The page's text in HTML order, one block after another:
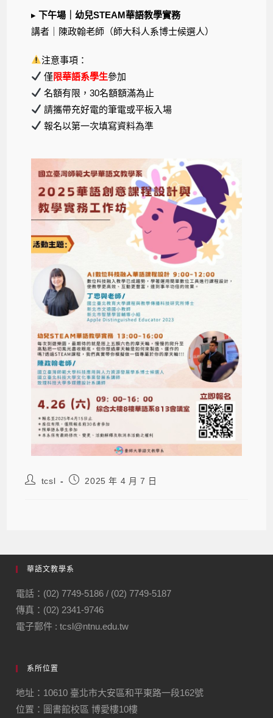
▸下午場｜幼兒STEAM華語教學實務
講者｜陳政翰老師（師大科人系博士候選人）
注意事項：
僅限華語系學生參加
名額有限，30名額額滿為止
請攜帶充好電的筆電或平板入場
報名以第一次填寫資料為準
tcsl 2025 年 4 月 7 日
華語文教學系
電話：(02) 7749-5186 / (02) 7749-5187
傳真：(02) 2341-9746
電子郵件 : tcsl@ntnu.edu.tw
系所位置
地址：10610 臺北市大安區和平東路一段162號
位置：圖書館校區 博愛樓10樓